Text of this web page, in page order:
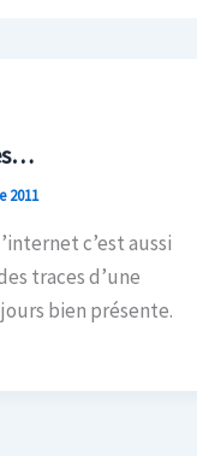
2011
c’est aussi
traces d’une
bien présente.